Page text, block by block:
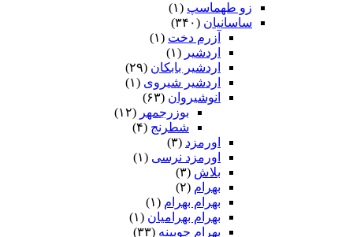
زو طهماسپ‏ (۱)
ساسانیان (۳۴۰)
آزرم دخت (۱)
اردشیر (۱)
اردشیر بابکان (۲۹)
اردشیر شیروی (۱)
انوشیروان (۶۳)
بوزرجمهر (۱۲)
شطرنج (۴)
اورمزد (۳)
اورمزد نرسى‏ (۱)
بلاش (۳)
بهرام (۲)
بهرام بهرام (۱)
بهرام بهرامیان‏ (۱)
بهرام چوبینه (۳۳)